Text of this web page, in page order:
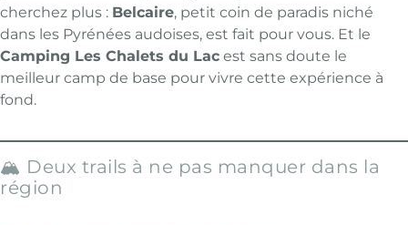
cherchez plus : Belcaire, petit coin de paradis niché
dans les Pyrénées audoises, est fait pour vous. Et le
Camping Les Chalets du Lac est sans doute le
meilleur camp de base pour vivre cette expérience à
fond.
🏔️ Deux trails à ne pas manquer dans la
région